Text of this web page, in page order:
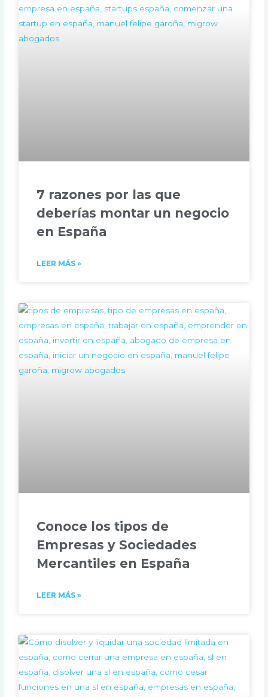
7 razones por las que
deberías montar un negocio
en España
LEER MÁS »
Conoce los tipos de
Empresas y Sociedades
Mercantiles en España
LEER MÁS »